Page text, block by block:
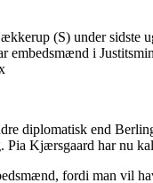
(S) under sidste
embedsmænd i
diplomatisk end
Kjærsgaard har nu
fordi man